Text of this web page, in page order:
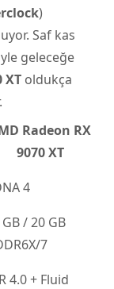
)
Saf kas
geleceğe
XT oldukça
Radeon RX
9070 XT
4
/ 20 GB
7
4.0 + Fluid